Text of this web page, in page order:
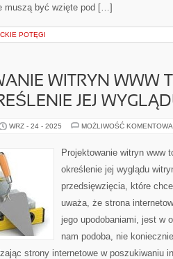
muszą być wzięte pod […]
POTĘGI
WITRYN WWW
JEJ
WRZ - 24 - 2025 MOŻLIWOŚĆ
Projektowanie witryn www
określenie jej wyglądu
przedsięwzięcia, które
uważa, że strona
jego upodobaniami, jest w
nam podoba, nie
strony internetowe w poszukiwaniu